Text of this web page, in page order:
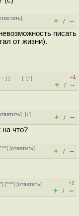
]
+ / –
писать
от жизни).
] [ · · ·][↑]
–1
+ / –
][↓]
+ / –
что?
] [ответить]
+ / –
] [^^^] [ответить]
+2
+ / –